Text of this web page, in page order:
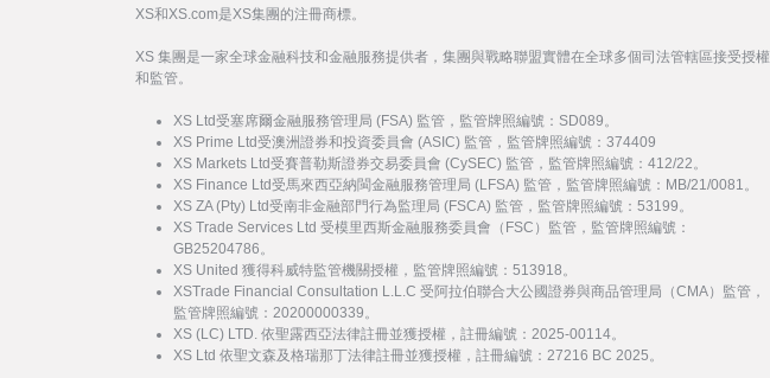
XS和XS.com是XS集團的注冊商標。
XS 集團是一家全球金融科技和金融服務提供者，集團與戰略聯盟實體在全球多個司法管轄區接受授權
和監管。
XS Ltd受塞席爾金融服務管理局 (FSA) 監管，監管牌照編號：SD089。
XS Prime Ltd受澳洲證券和投資委員會 (ASIC) 監管，監管牌照編號：374409
XS Markets Ltd受賽普勒斯證券交易委員會 (CySEC) 監管，監管牌照編號：412/22。
XS Finance Ltd受馬來西亞納閩金融服務管理局 (LFSA) 監管，監管牌照編號：MB/21/0081。
XS ZA (Pty) Ltd受南非金融部門行為監理局 (FSCA) 監管，監管牌照編號：53199。
XS Trade Services Ltd 受模里西斯金融服務委員會（FSC）監管，監管牌照編號：
GB25204786。
XS United 獲得科威特監管機關授權，監管牌照編號：513918。
XSTrade Financial Consultation L.L.C 受阿拉伯聯合大公國證券與商品管理局（CMA）監管，
監管牌照編號：20200000339。
XS (LC) LTD. 依聖露西亞法律註冊並獲授權，註冊編號：2025-00114。
XS Ltd 依聖文森及格瑞那丁法律註冊並獲授權，註冊編號：27216 BC 2025。